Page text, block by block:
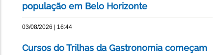
população em Belo Horizonte
03/08/2026 | 16:44
Cursos do Trilhas da Gastronomia começam